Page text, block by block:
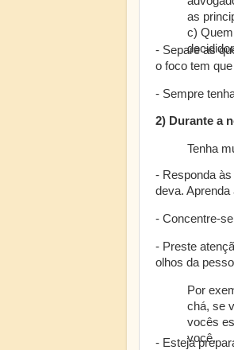
as
c)
- Separe as
o foco tem
- Sempre
2) Durante a
Tenha
- Responda
deva. Aprenda
- Concentre-
- Preste
olhos da
Por
chá, se
vocês
você.
- Esteja